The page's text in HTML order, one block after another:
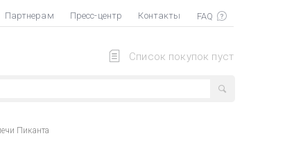
Партнерам Пресс-центр Контакты
Список покупок пуст
Пиканта